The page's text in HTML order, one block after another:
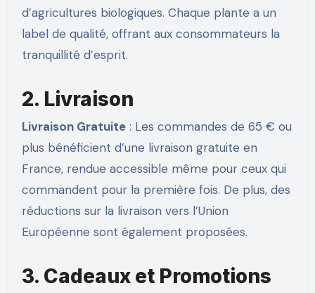
d’agricultures biologiques. Chaque plante a un
label de qualité, offrant aux consommateurs la
tranquillité d’esprit.
2. Livraison
Livraison Gratuite: Les commandes de 65 € ou
plus bénéficient d’une livraison gratuite en
France, rendue accessible même pour ceux qui
commandent pour la première fois. De plus, des
réductions sur la livraison vers l’Union
Européenne sont également proposées.
3. Cadeaux et Promotions